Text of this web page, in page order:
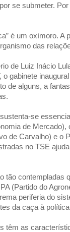
se submeter.
é um oxímoro. A
das
de Luiz Inácio
o gabinete
de alguns, a
se
de
de Carvalho) e o
no TSE
tão contempladas
(Partido do
periferia do
da caça à
têm as